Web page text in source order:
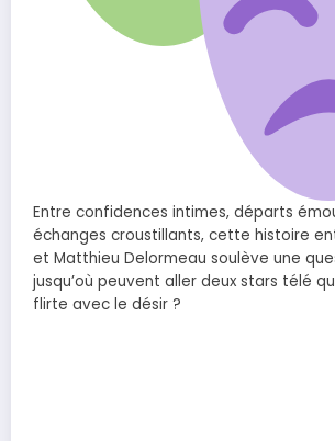
Entre confidences intimes, départs
échanges croustillants, cette histoire
et Matthieu Delormeau soulève une
jusqu’où peuvent aller deux stars télé
flirte avec le désir ?